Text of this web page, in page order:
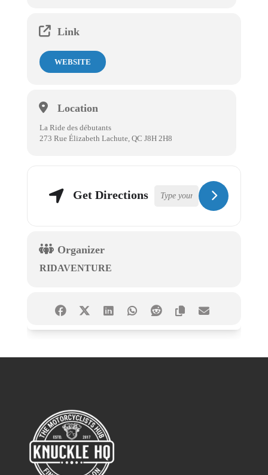
Link
WEBSITE
Location
La Ride des débutants
273 Rue Élizabeth Lachute, QC J8H 2H8
Get Directions
Organizer
RIDAVENTURE